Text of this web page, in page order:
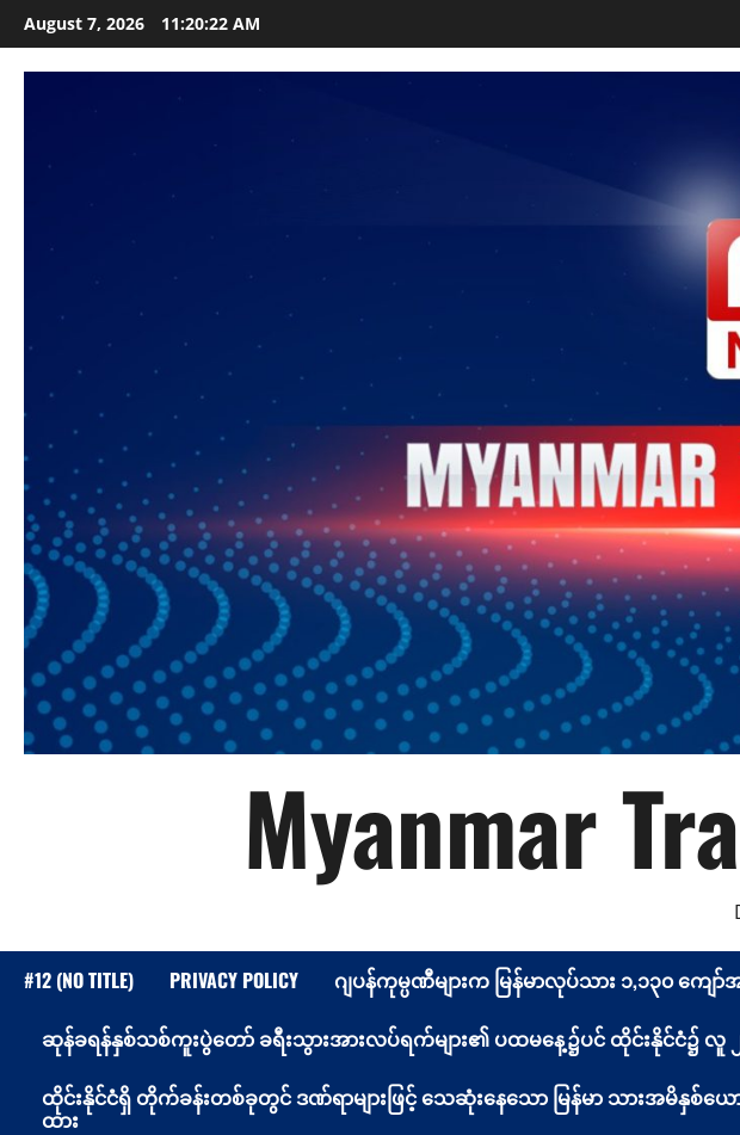
Skip
to
content
August 7, 2026 11:20:24 AM
Myanmar
#12 (NO TITLE) PRIVACY POLICY ဂျပန်ကုမ္ပဏီများက မြန်မာလုပ်သား ၁,၁၃၀ ကျ
ဆုန်ခရန်နှစ်သစ်ကူးပွဲတော် ခရီးသွားအားလပ်ရက်များ၏ ပထမနေ့၌ပင် ထိုင်းနိုင်ငံ၌ လူ ၂
ထိုင်းနိုင်ငံရှိ တိုက်ခန်းတစ်ခုတွင် ဒဏ်ရာများဖြင့် သေဆုံးနေသော မြန်မာ သားအမိ
ထား